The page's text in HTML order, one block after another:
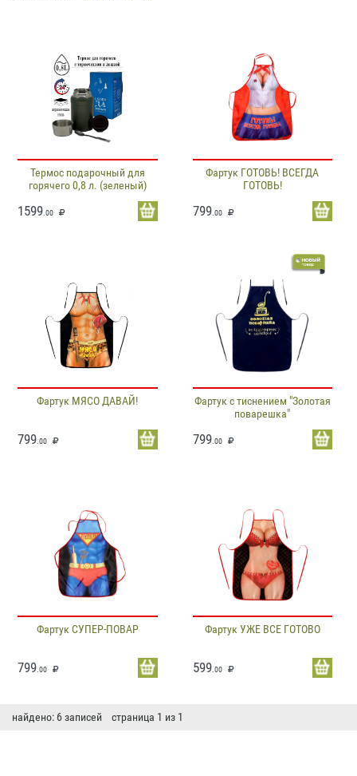
Термос подарочный для
горячего 0,8 л. (зеленый)
1599 .00
Фартук ГОТОВЬ! ВСЕГДА
ГОТОВЬ!
799.00
Фартук МЯСО ДАВАЙ!
799 .00
Фартук с тиснением "Золотая
поварешка"
799.00
Фартук СУПЕР-ПОВАР
799 .00
Фартук УЖЕ ВСЕ ГОТОВО
599.00
найдено: 6 записей страница 1 из 1